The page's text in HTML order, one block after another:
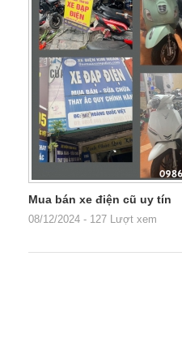
Mua bán xe điện cũ uy tín
08/12/2024 - 127 Lượt xem